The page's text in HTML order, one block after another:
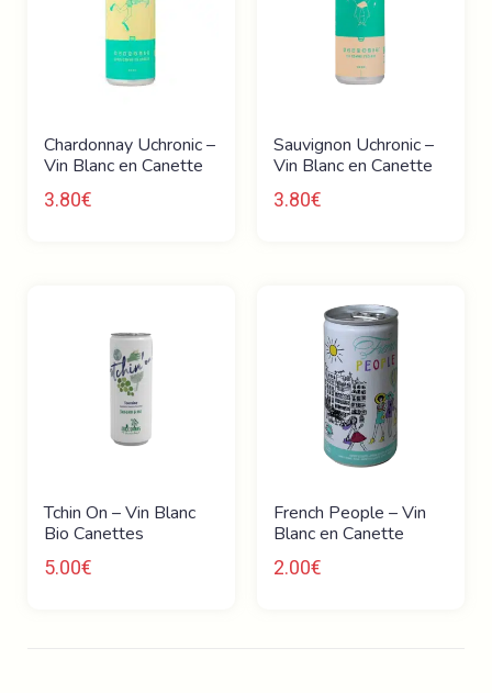
Chardonnay Uchronic –
Vin Blanc en Canette
3.80€
Sauvignon Uchronic –
Vin Blanc en Canette
3.80€
Tchin On – Vin Blanc
Bio Canettes
5.00€
French People – Vin
Blanc en Canette
2.00€